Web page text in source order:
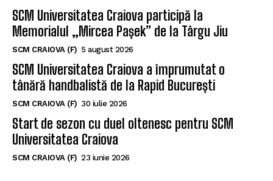
SCM Universitatea Craiova participă la
Memorialul „Mircea Pașek” de la Târgu Jiu
SCM CRAIOVA (F) 5 august 2026
SCM Universitatea Craiova a împrumutat o
tânără handbalistă de la Rapid București
SCM CRAIOVA (F) 30 iulie 2026
Start de sezon cu duel oltenesc pentru SCM
Universitatea Craiova
SCM CRAIOVA (F) 23 iunie 2026